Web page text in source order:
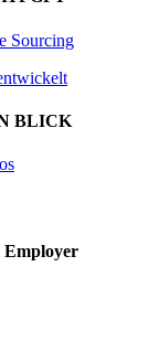
Sourcing
BLICK
Employer